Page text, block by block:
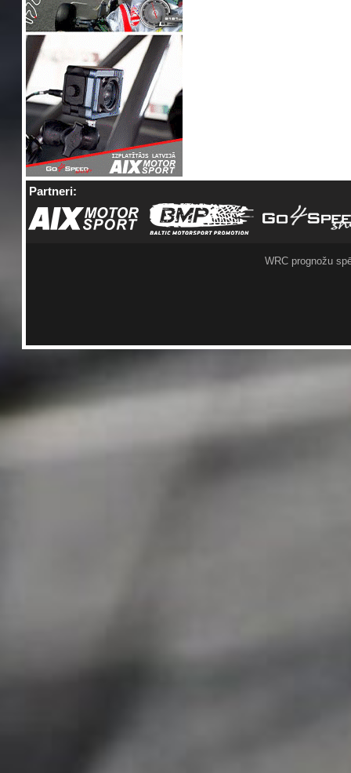
Partneri:
WRC prognožu